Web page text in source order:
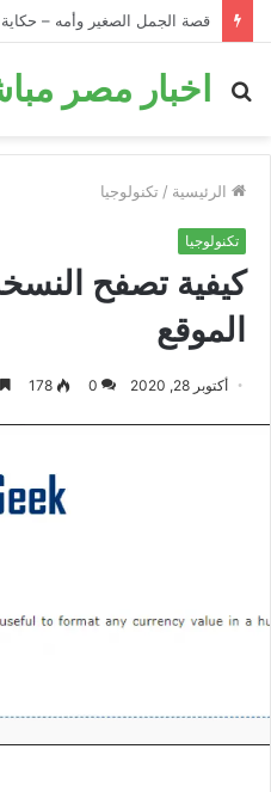
قصة الحمار في البئر: قصة
اخبار مصر
بحث
الرئيسية / تكنولوجيا
تكنولوجيا
كيفية تصفح
الموقع
أكتوبر 28, 2020 0
178